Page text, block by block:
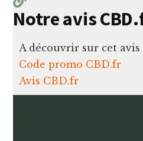
Notre avis
A découvrir sur cet avis
Code promo CBD.fr
Avis CBD.fr